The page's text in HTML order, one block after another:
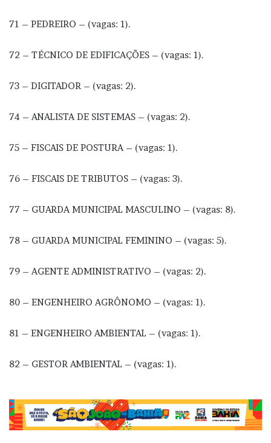
71 – PEDREIRO – (vagas: 1).
72 – TÉCNICO DE EDIFICAÇÕES – (vagas: 1).
73 – DIGITADOR – (vagas: 2).
74 – ANALISTA DE SISTEMAS – (vagas: 2).
75 – FISCAIS DE POSTURA – (vagas: 1).
76 – FISCAIS DE TRIBUTOS – (vagas: 3).
77 – GUARDA MUNICIPAL MASCULINO – (vagas: 8).
78 – GUARDA MUNICIPAL FEMININO – (vagas: 5).
79 – AGENTE ADMINISTRATIVO – (vagas: 2).
80 – ENGENHEIRO AGRÔNOMO – (vagas: 1).
81 – ENGENHEIRO AMBIENTAL – (vagas: 1).
82 – GESTOR AMBIENTAL – (vagas: 1).